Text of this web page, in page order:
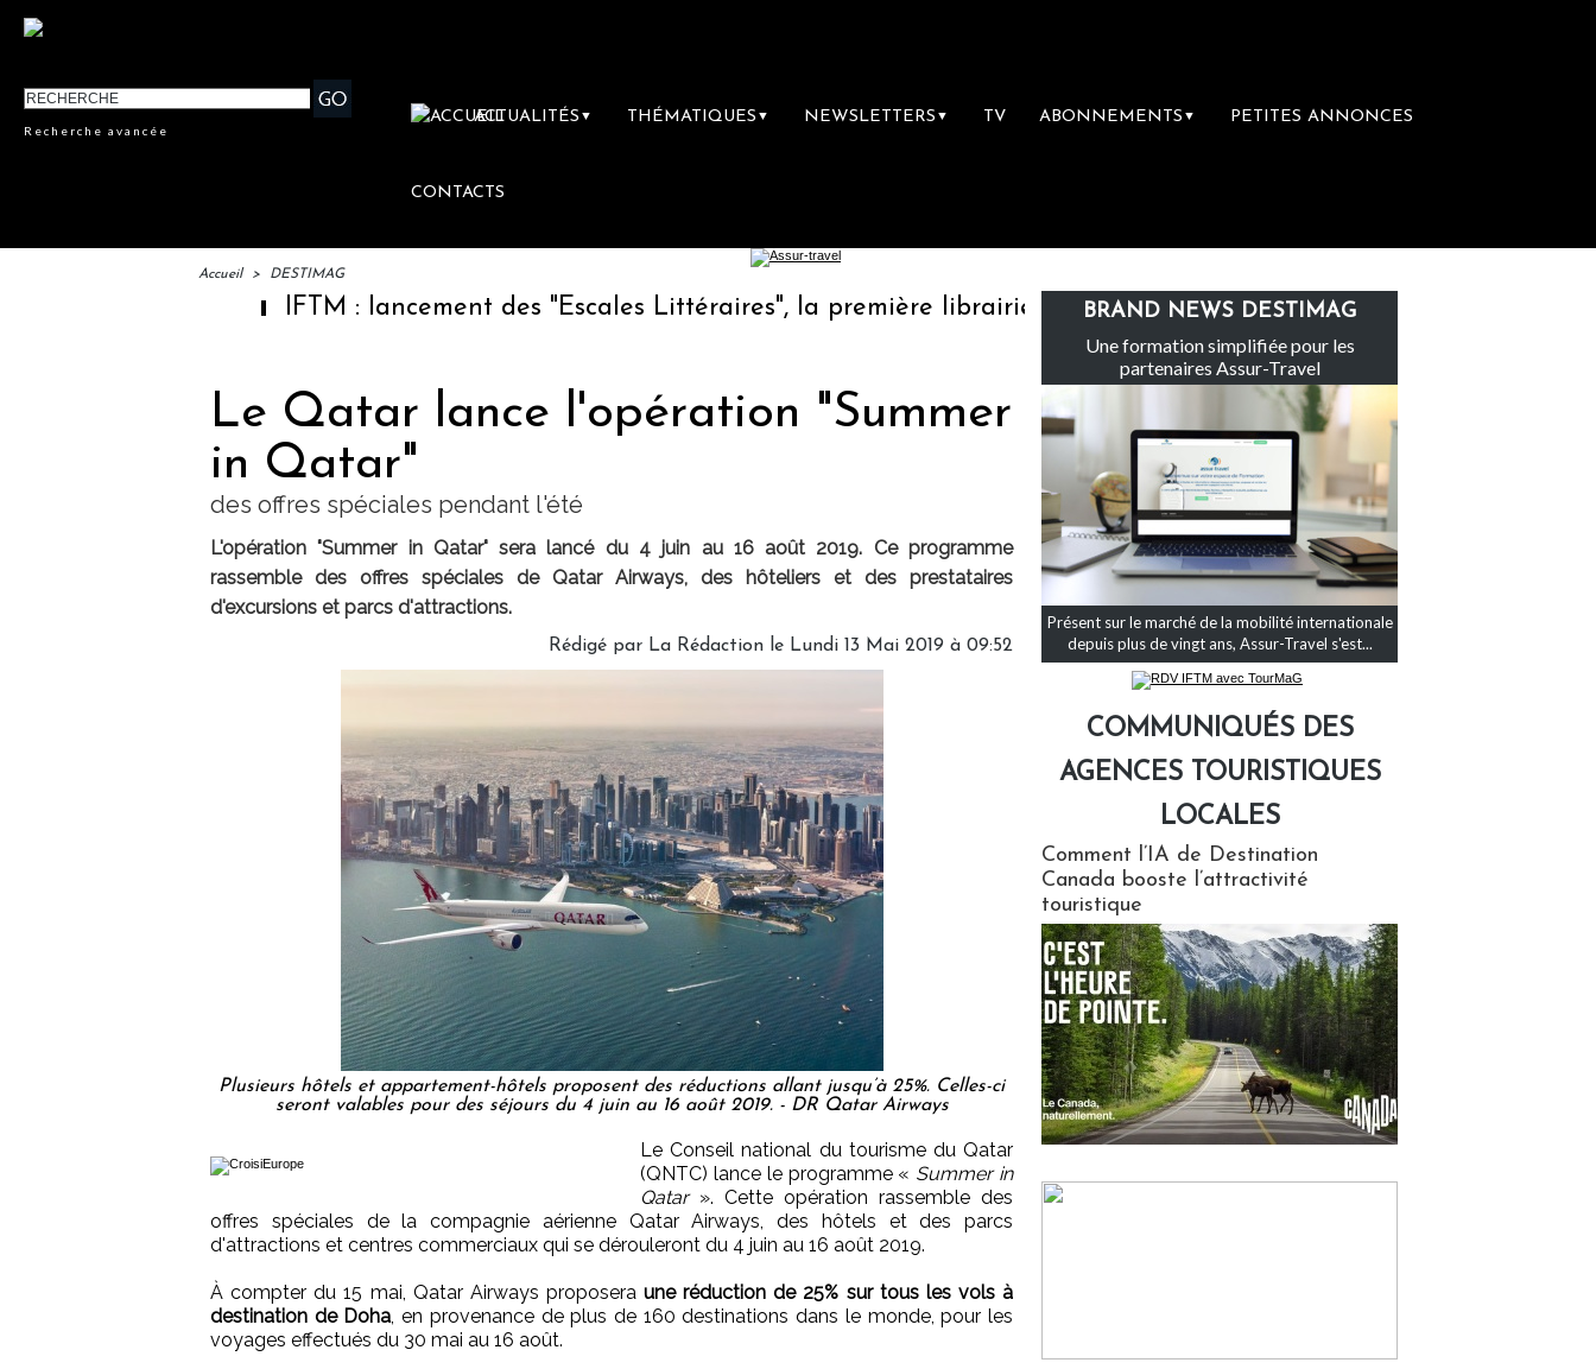
Recherche avancée
ACTUALITÉS ▼ THÉMATIQUES ▼ NEWSLETTERS ▼ TV ABONNEMENTS ▼ PETITES ANNONCES
CONTACTS
Accueil > DESTIMAG
IFTM : lancement des "Escales Littéraires", la première librairie du voyage Le groupe Sainte-Claire rachète
Le Qatar lance l'opération "Summer
in Qatar"
des offres spéciales pendant l'été
L'opération "Summer in Qatar" sera lancé du 4 juin au 16 août 2019. Ce programme
rassemble des offres spéciales de Qatar Airways, des hôteliers et des prestataires
d'excursions et parcs d'attractions.
Rédigé par La Rédaction le Lundi 13 Mai 2019 à 09:52
Plusieurs hôtels et appartement-hôtels proposent des réductions allant jusqu’à 25%. Celles-ci
seront valables pour des séjours du 4 juin au 16 août 2019. - DR Qatar Airways
Le Conseil national du tourisme du Qatar
(QNTC) lance le programme « Summer in
Qatar». Cette opération rassemble des
offres spéciales de la compagnie aérienne Qatar Airways, des hôtels et des parcs
d'attractions et centres commerciaux qui se dérouleront du 4 juin au 16 août 2019.
À compter du 15 mai, Qatar Airways proposera une réduction de 25% sur tous les vols à
destination de Doha, en provenance de plus de 160 destinations dans le monde, pour les
voyages effectués du 30 mai au 16 août.
BRAND NEWS DESTIMAG
Une formation simplifiée pour les
partenaires Assur-Travel
Présent sur le marché de la mobilité internationale
depuis plus de vingt ans, Assur-Travel s'est...
COMMUNIQUÉS DES
AGENCES TOURISTIQUES
LOCALES
Comment l’IA de Destination
Canada booste l’attractivité
touristique